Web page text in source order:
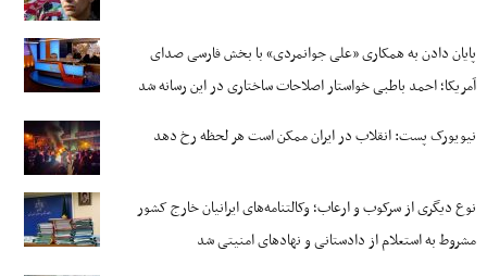
پایان دادن به همکاری «علی جوانمردی» با بخش فارسی صدای
آمریکا؛ احمد باطبی خواستار اصلاحات ساختاری در این رسانه شد
نیویورک پست: انقلاب در ایران ممکن است هر لحظه رخ دهد
نوع دیگری از سرکوب و ارعاب؛ وکالتنامه‌های ایرانیان خارج کشور
مشروط به استعلام از دادستانی و نهادهای امنیتی شد